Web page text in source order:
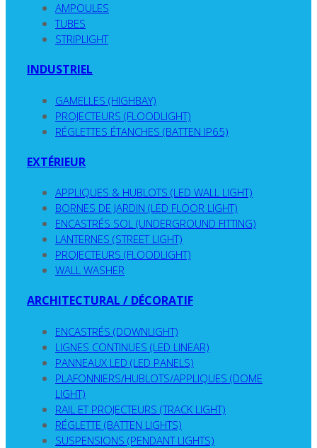
AMPOULES
TUBES
STRIPLIGHT
INDUSTRIEL
GAMELLES (HIGHBAY)
PROJECTEURS (FLOODLIGHT)
RÉGLETTES ÉTANCHES (BATTEN IP65)
EXTÉRIEUR
APPLIQUES & HUBLOTS (LED WALL LIGHT)
BORNES DE JARDIN (LED FLOOR LIGHT)
ENCASTRÉS SOL (UNDERGROUND FITTING)
LANTERNES (STREET LIGHT)
PROJECTEURS (FLOODLIGHT)
WALL WASHER
ARCHITECTURAL / DÉCORATIF
ENCASTRÉS (DOWNLIGHT)
LIGNES CONTINUES (LED LINEAR)
PANNEAUX LED (LED PANELS)
PLAFONNIERS/HUBLOTS/APPLIQUES (DOME
LIGHT)
RAIL ET PROJECTEURS (TRACK LIGHT)
RÉGLETTE (BATTEN LIGHTS)
SUSPENSIONS (PENDANT LIGHTS)